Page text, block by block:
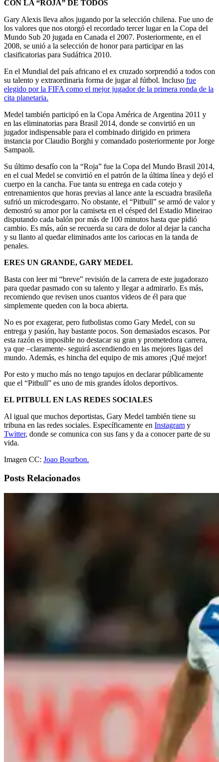
CON LA “ROJA” DE TODOS
Gary Alexis lleva años jugando por la selección chilena. Fue uno de
los valores que nos otorgó el recordado tercer lugar en la Copa del
Mundo Sub 20 jugada en Canada el 2007. Posteriormente, en el
2008, se unió a la selección de honor para participar en las
clasificatorias para Sudáfrica 2010.
En el Mundial del país africano el ex cruzado sorprendió a todos con
su talento y extraordinaria forma de jugar al fútbol. Incluso fue
elegido por la FIFA como el mejor jugador de la primera ronda de la
cita planetaria.
Medel también participó en la Copa América de Argentina 2011 y
en las eliminatorias para Brasil 2014, donde se convirtió en un
jugador indispensable para el combinado dirigido en primera
instancia por Claudio Borghi y comandado posteriormente por Jorge
Sampaoli.
Su último desafío con la “Roja” fue la Copa del Mundo Brasil 2014,
en el cual Medel se convirtió en el patrón de la última línea y dejó el
cuerpo en la cancha. Fue tanta su entrega en cada cotejo y
entrenamientos que horas previas al lance ante la escuadra brasileña
sufrió un microdesgarro. No obstante, el “Pitbull” se armó de valor y
demostró su amor por la camiseta en el césped del Estadio Mineirao
disputando cada balón por más de 100 minutos hasta que pidió
cambio. Es más, aún se recuerda su cara de dolor al dejar la cancha
y su llanto al quedar eliminados ante los cariocas en la tanda de
penales.
ERES UN GRANDE, GARY MEDEL
Basta con leer mi “breve” revisión de la carrera de este jugadorazo
para quedar pasmado con su talento y llegar a admirarlo. Es más,
recomiendo que revisen unos cuantos videos de él para que
simplemente queden con la boca abierta.
No es por exagerar, pero futbolistas como Gary Medel, con su
entrega y pasión, hay bastante pocos. Son demasiados escasos. Por
esta razón es imposible no destacar su gran y prometedora carrera,
ya que –claramente- seguirá ascendiendo en las mejores ligas del
mundo. Además, es hincha del equipo de mis amores ¡Qué mejor!
Por esto y mucho más no tengo tapujos en declarar públicamente
que el “Pitbull” es uno de mis grandes ídolos deportivos.
EL PITBULL EN LAS REDES SOCIALES
Al igual que muchos deportistas, Gary Medel también tiene su
tribuna en las redes sociales. Específicamente en Instagram y
Twitter, donde se comunica con sus fans y da a conocer parte de su
vida.
Imagen CC: Joao Bourbon.
Posts Relacionados